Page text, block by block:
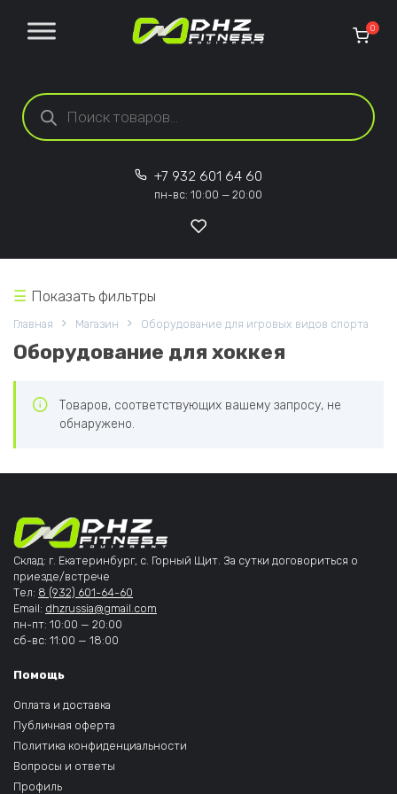
Поиск товаров
0
+7 932 601 64 60
пн-вс: 10:00 — 20:00
Главная Магазин Оборудование для игровых видов спорта
Оборудование для хоккея
Товаров, соответствующих вашему запросу, не
обнаружено.
Показать фильтры
Склад: г. Екатеринбург, с. Горный Щит. За сутки договориться о
приезде/встрече
Тел: 8 (932) 601-64-60
Email: dhzrussia@gmail.com
пн-пт: 10:00 — 20:00
сб-вс: 11:00 — 18:00
Помощь
Оплата и доставка
Публичная оферта
Политика конфиденциальности
Вопросы и ответы
Профиль